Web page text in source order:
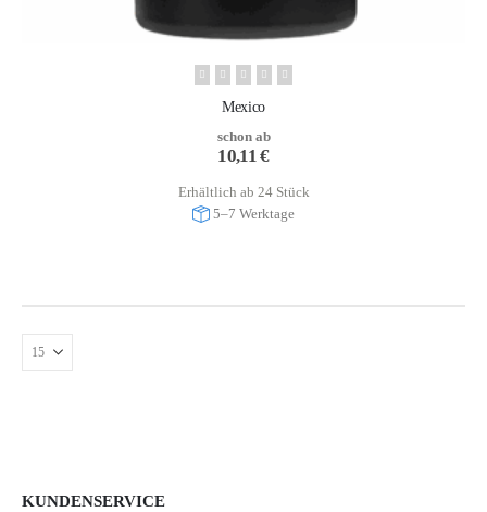
Mexico
schon ab
10,11€
Erhältlich ab 24 Stück
5–7 Werktage
KUNDENSERVICE